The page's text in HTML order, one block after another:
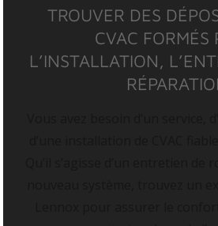
TROUVER DES
CVAC FORMÉS
L’INSTALLATION,